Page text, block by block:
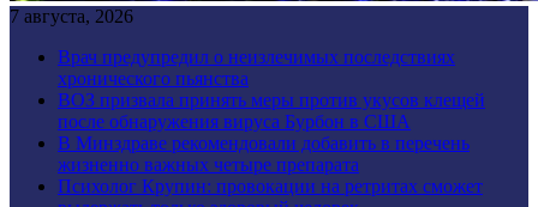
7 августа, 2026
Врач предупредил о неизлечимых последствиях
хронического пьянства
ВОЗ призвала принять меры против укусов клещей
после обнаружения вируса Бурбон в США
В Минздраве рекомендовали добавить в перечень
жизненно важных четыре препарата
Психолог Крупин: провокации на ретритах сможет